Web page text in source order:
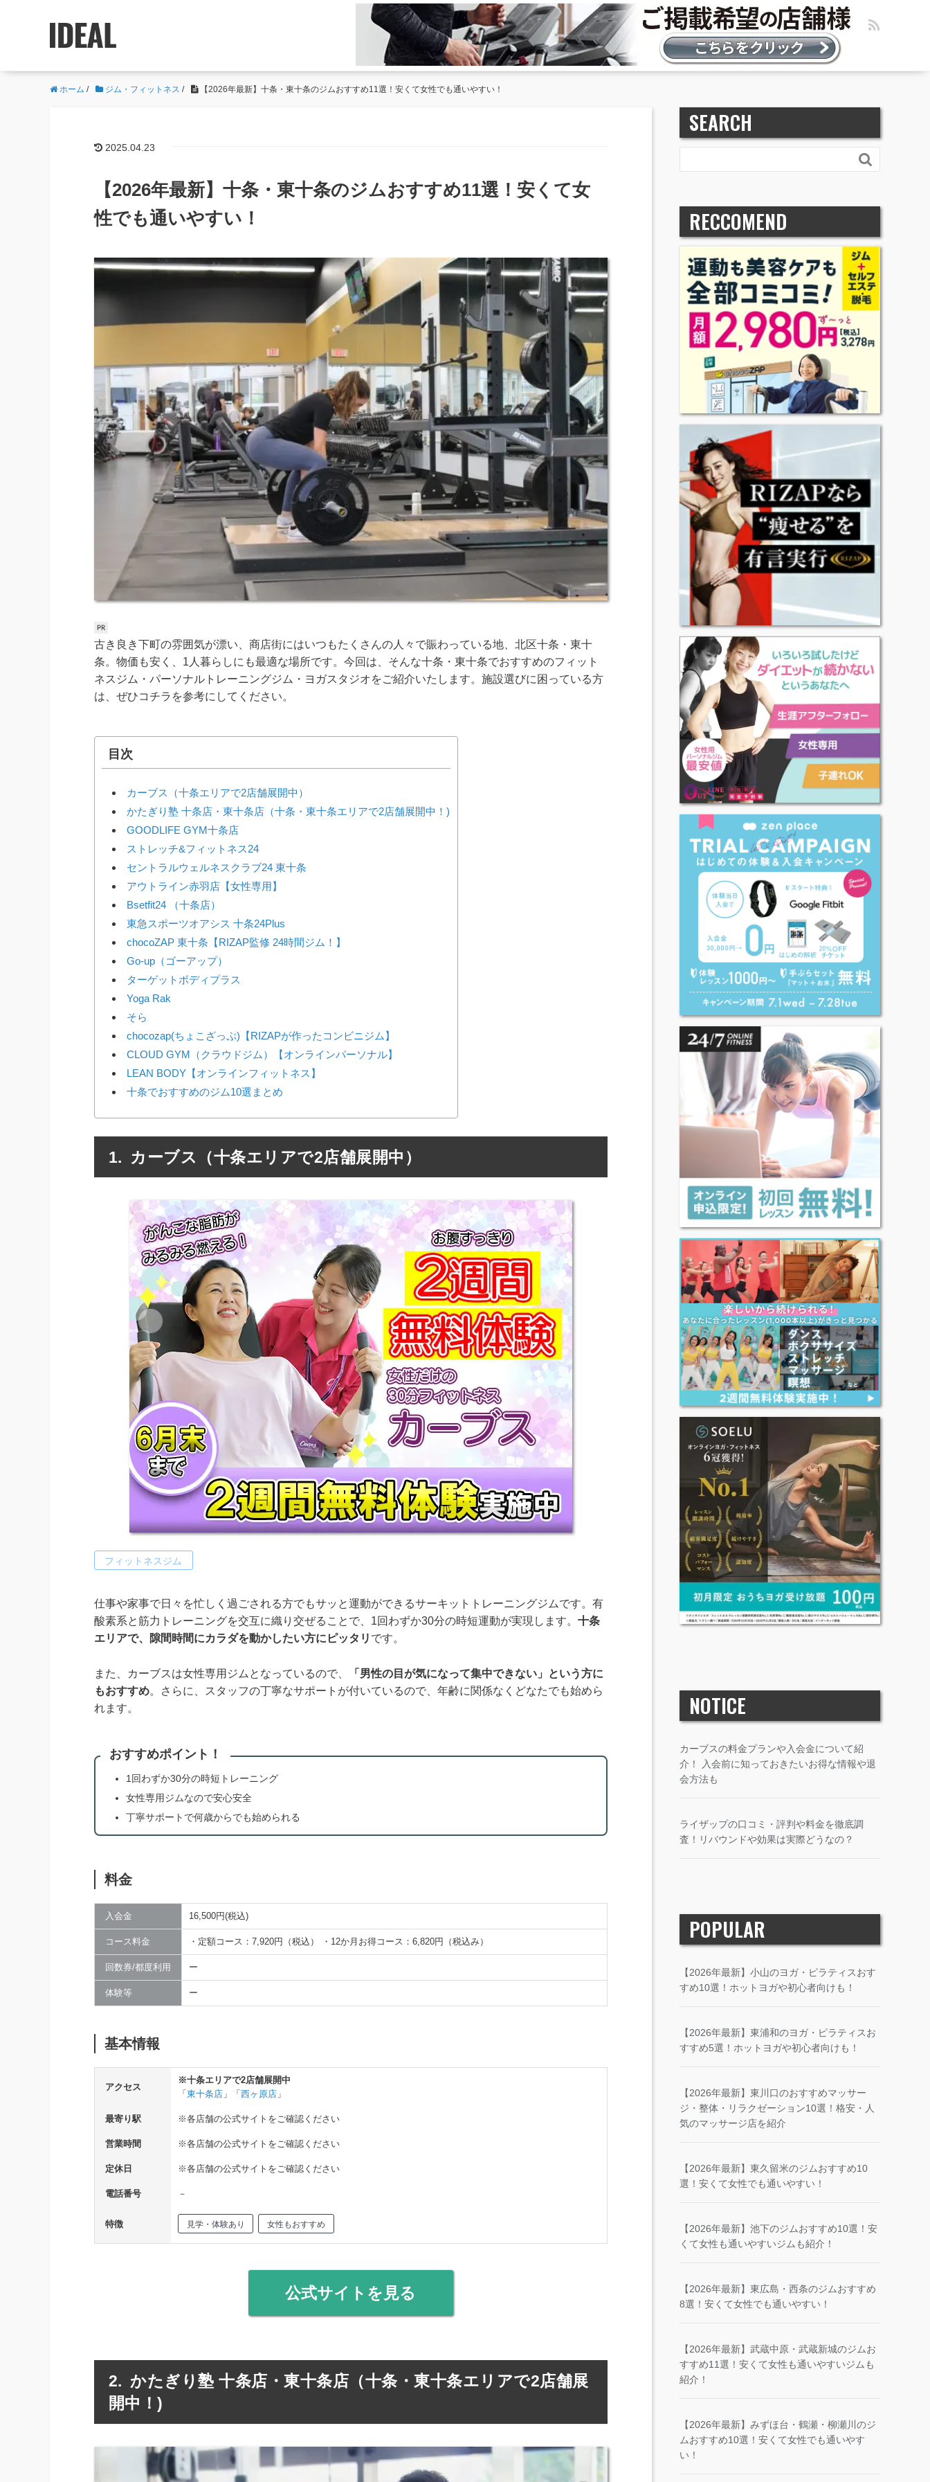
ホーム / ジム・フィットネス / 【2026年最新】十条・東十条のジムおすすめ11選！安くて女性でも通いやすい！
2025.04.23
【2026年最新】十条・東十条のジムおすすめ11選！安くて女
性でも通いやすい！
古き良き下町の雰囲気が漂い、商店街にはいつもたくさんの人々で賑わっている地、北区十条・東十
条。物価も安く、1人暮らしにも最適な場所です。今回は、そんな十条・東十条でおすすめのフィット
ネスジム・パーソナルトレーニングジム・ヨガスタジオをご紹介いたします。施設選びに困っている方
は、ぜひコチラを参考にしてください。
目次
カーブス（十条エリアで2店舗展開中）
かたぎり塾 十条店・東十条店（十条・東十条エリアで2店舗展開中！)
GOODLIFE GYM十条店
ストレッチ&フィットネス24
セントラルウェルネスクラブ24 東十条
アウトライン赤羽店【女性専用】
Bsetfit24 （十条店）
東急スポーツオアシス 十条24Plus
chocoZAP 東十条【RIZAP監修 24時間ジム！】
Go-up（ゴーアップ）
ターゲットボディプラス
Yoga Rak
そら
chocozap(ちょこざっぷ)【RIZAPが作ったコンビニジム】
CLOUD GYM（クラウドジム）【オンラインパーソナル】
LEAN BODY【オンラインフィットネス】
十条でおすすめのジム10選まとめ
カーブス（十条エリアで2店舗展開中）
フィットネスジム
仕事や家事で日々を忙しく過ごされる方でもサッと運動ができるサーキットトレーニングジムです。有
酸素系と筋力トレーニングを交互に織り交ぜることで、1回わずか30分の時短運動が実現します。 十条
エリアで、隙間時間にカラダを動かしたい方にピッタリ です。
また、カーブスは女性専用ジムとなっているので、
「男性の目が気になって集中できない」という方に
もおすすめ。さらに、スタッフの丁寧なサポートが付いているので、年齢に関係なくどなたでも始めら
れます。
おすすめポイント！
1回わずか30分の時短トレーニング
女性専用ジムなので安心安全
丁寧サポートで何歳からでも始められる
料金
入会金 16,500円(税込)
コース料金 ・定額コース：7,920円（税込） ・12か月お得コース：6,820円（税込み）
回数券/都度利用 ー
体験等 ー
基本情報
アクセス
※十条エリアで2店舗展開中
「 東十条店 」「 西ヶ原店 」
最寄り駅 ※各店舗の公式サイトをご確認ください
営業時間 ※各店舗の公式サイトをご確認ください
定休日 ※各店舗の公式サイトをご確認ください
電話番号 －
特徴 見学・体験あり 女性もおすすめ
公式サイトを見る
かたぎり塾 十条店・東十条店（十条・東十条エリアで2店舗展
開中！)
SEARCH

RECCOMEND
NOTICE
カーブスの料金プランや入会金について紹
介！ 入会前に知っておきたいお得な情報や退
会方法も
ライザップの口コミ・評判や料金を徹底調
査！リバウンドや効果は実際どうなの？
POPULAR
【2026年最新】小山のヨガ・ピラティスおす
すめ10選！ホットヨガや初心者向けも！
【2026年最新】東浦和のヨガ・ピラティスお
すすめ5選！ホットヨガや初心者向けも！
【2026年最新】東川口のおすすめマッサー
ジ・整体・リラクゼーション10選！格安・人
気のマッサージ店を紹介
【2026年最新】東久留米のジムおすすめ10
選！安くて女性でも通いやすい！
【2026年最新】池下のジムおすすめ10選！安
くて女性も通いやすいジムも紹介！
【2026年最新】東広島・西条のジムおすすめ
8選！安くて女性でも通いやすい！
【2026年最新】武蔵中原・武蔵新城のジムお
すすめ11選！安くて女性も通いやすいジムも
紹介！
【2026年最新】みずほ台・鶴瀬・柳瀬川のジ
ムおすすめ10選！安くて女性でも通いやす
い！